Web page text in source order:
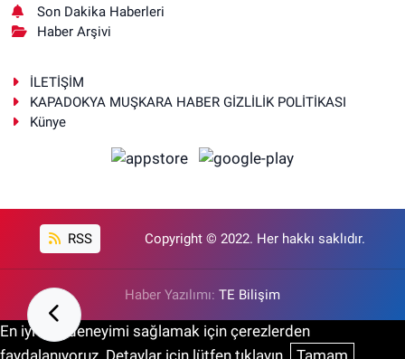
Son Dakika Haberleri
Haber Arşivi
İLETİŞİM
KAPADOKYA MUŞKARA HABER GİZLİLİK POLİTİKASI
Künye
RSS Copyright © 2022. Her hakkı saklıdır.
Haber Yazılımı: TE Bilişim
En iyi site deneyimi sağlamak için çerezlerden
faydalanıyoruz. Detaylar için lütfen tıklayın.
Tamam